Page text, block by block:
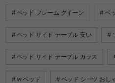
ベッド フレーム クイーン ベ
ベッド サイド テーブル 安い
ベッド サイド テーブル ガラス
w ベッド ベッド シーツ おし